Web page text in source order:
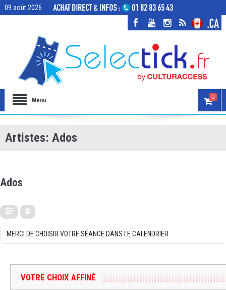
09 août 2026
Menu 0
Artistes: Ados
Ados
MERCI DE CHOISIR VOTRE SÉANCE DANS LE CALENDRIER
VOTRE CHOIX AFFINÉ